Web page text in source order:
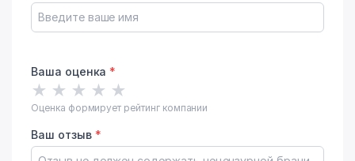
Ваша оценка *
★ ★ ★ ★ ★
Оценка формирует рейтинг компании
Ваш отзыв *